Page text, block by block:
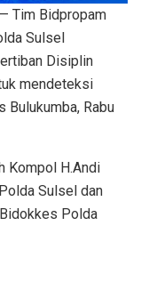
Tim Bidpropam
Sulsel
Disiplin
mendeteksi
Bulukumba, Rabu
Kompol H.Andi
Sulsel dan
Polda